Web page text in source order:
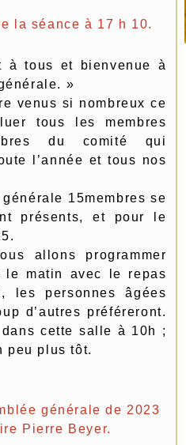
la séance à 17 h 10.
à tous et bienvenue à
»
venus si nombreux ce
tous les membres
du comité qui
l’année et tous nos
15membres se
présents, et pour le
allons programmer
le matin avec le repas
les personnes âgées
d’autres préféreront.
cette salle à 10h ;
peu plus tôt.
générale de 2023
Pierre Beyer.